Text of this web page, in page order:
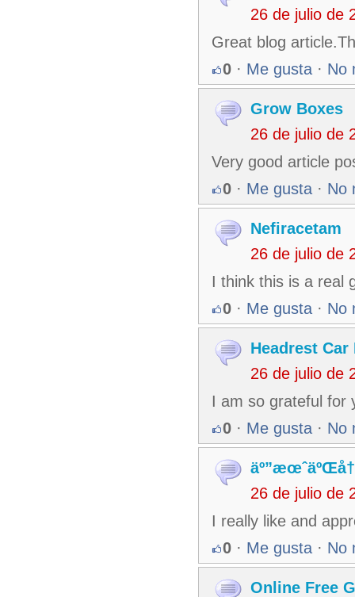
26 de julio de
Great blog
0 · Me gusta · No
Grow Boxes
26 de julio de
Very good article
0 · Me gusta · No
Nefiracetam
26 de julio de
I think this is a real
0 · Me gusta · No
Headrest Car
26 de julio de
I am so grateful for
0 · Me gusta · No
26 de julio de
I really like and
0 · Me gusta · No
Online Free